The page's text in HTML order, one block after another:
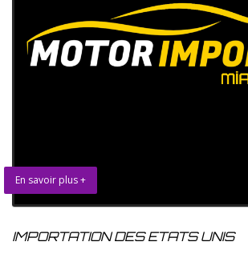
En savoir plus +
IMPORTATION DES ETATS UNIS